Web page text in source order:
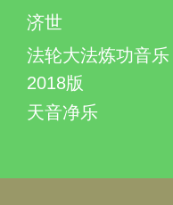
济世
法轮大法炼功音乐
2018版
天音净乐